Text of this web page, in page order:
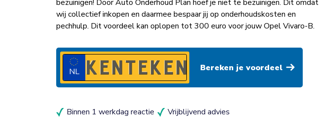
bezuinigen! Door Auto Onderhoud Plan hoef je niet te bezuinigen. Dit omdat
wij collectief inkopen en daarmee bespaar jij op onderhoudskosten en
pechhulp. Dit voordeel kan oplopen tot 300 euro voor jouw Opel Vivaro-B.
NL
Binnen 1 werkdag reactie Vrijblijvend advies